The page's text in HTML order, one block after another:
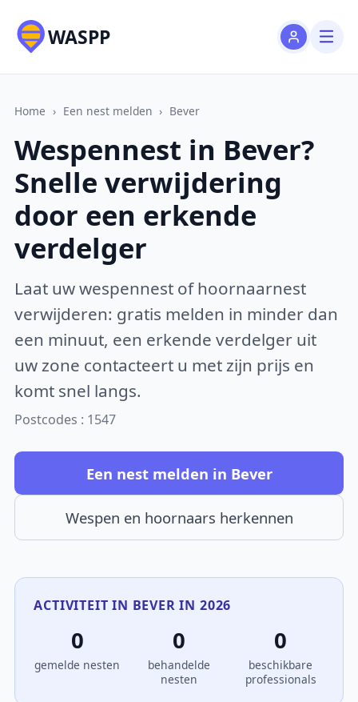
WASPP
Home › Een nest melden › Bever
Wespennest in Bever?
Snelle verwijdering
door een erkende
verdelger
Laat uw wespennest of hoornaarnest
verwijderen: gratis melden in minder dan
een minuut, een erkende verdelger uit
uw zone contacteert u met zijn prijs en
komt snel langs.
Postcodes : 1547
Een nest melden in Bever
Wespen en hoornaars herkennen
ACTIVITEIT IN BEVER IN 2026
0
gemelde nesten
0
behandelde
nesten
0
beschikbare
professionals